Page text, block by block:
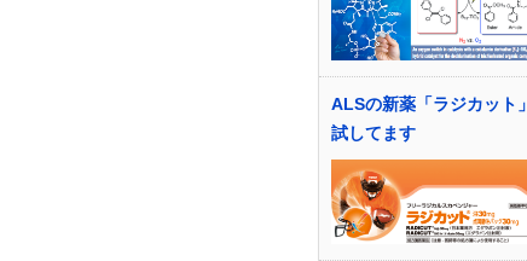
ALSの新薬「ラジカット」
試してます